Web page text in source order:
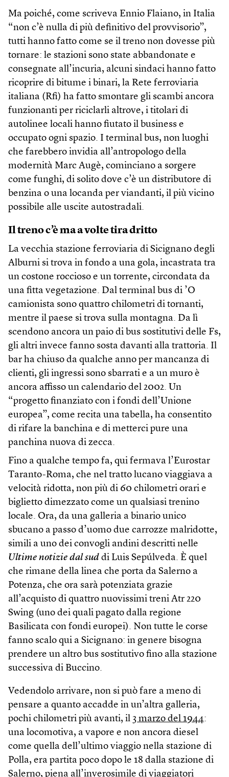
Ma poiché, come scriveva Ennio Flaiano, in Italia
“non c’è nulla di più definitivo del provvisorio”,
tutti hanno fatto come se il treno non dovesse più
tornare: le stazioni sono state abbandonate e
consegnate all’incuria, alcuni sindaci hanno fatto
ricoprire di bitume i binari, la Rete ferroviaria
italiana (Rfi) ha fatto smontare gli scambi ancora
funzionanti per riciclarli altrove, i titolari di
autolinee locali hanno fiutato il business e
occupato ogni spazio. I terminal bus, non luoghi
che farebbero invidia all’antropologo della
modernità Marc Augè, cominciano a sorgere
come funghi, di solito dove c’è un distributore di
benzina o una locanda per viandanti, il più vicino
possibile alle uscite autostradali.
Il treno c’è ma a volte tira dritto
La vecchia stazione ferroviaria di Sicignano degli
Alburni si trova in fondo a una gola, incastrata tra
un costone roccioso e un torrente, circondata da
una fitta vegetazione. Dal terminal bus di ’O
camionista sono quattro chilometri di tornanti,
mentre il paese si trova sulla montagna. Da lì
scendono ancora un paio di bus sostitutivi delle Fs,
gli altri invece fanno sosta davanti alla trattoria. Il
bar ha chiuso da qualche anno per mancanza di
clienti, gli ingressi sono sbarrati e a un muro è
ancora affisso un calendario del 2002. Un
“progetto finanziato con i fondi dell’Unione
europea”, come recita una tabella, ha consentito
di rifare la banchina e di metterci pure una
panchina nuova di zecca.
Fino a qualche tempo fa, qui fermava l’Eurostar
Taranto-Roma, che nel tratto lucano viaggiava a
velocità ridotta, non più di 60 chilometri orari e
biglietto dimezzato come un qualsiasi trenino
locale. Ora, da una galleria a binario unico
sbucano a passo d’uomo due carrozze malridotte,
simili a uno dei convogli andini descritti nelle
Ultime notizie dal sud di Luis Sepúlveda. È quel
che rimane della linea che porta da Salerno a
Potenza, che ora sarà potenziata grazie
all’acquisto di quattro nuovissimi treni Atr 220
Swing (uno dei quali pagato dalla regione
Basilicata con fondi europei). Non tutte le corse
fanno scalo qui a Sicignano: in genere bisogna
prendere un altro bus sostitutivo fino alla stazione
successiva di Buccino.
Vedendolo arrivare, non si può fare a meno di
pensare a quanto accadde in un’altra galleria,
pochi chilometri più avanti, il 3 marzo del 1944:
una locomotiva, a vapore e non ancora diesel
come quella dell’ultimo viaggio nella stazione di
Polla, era partita poco dopo le 18 dalla stazione di
Salerno, piena all’inverosimile di viaggiatori